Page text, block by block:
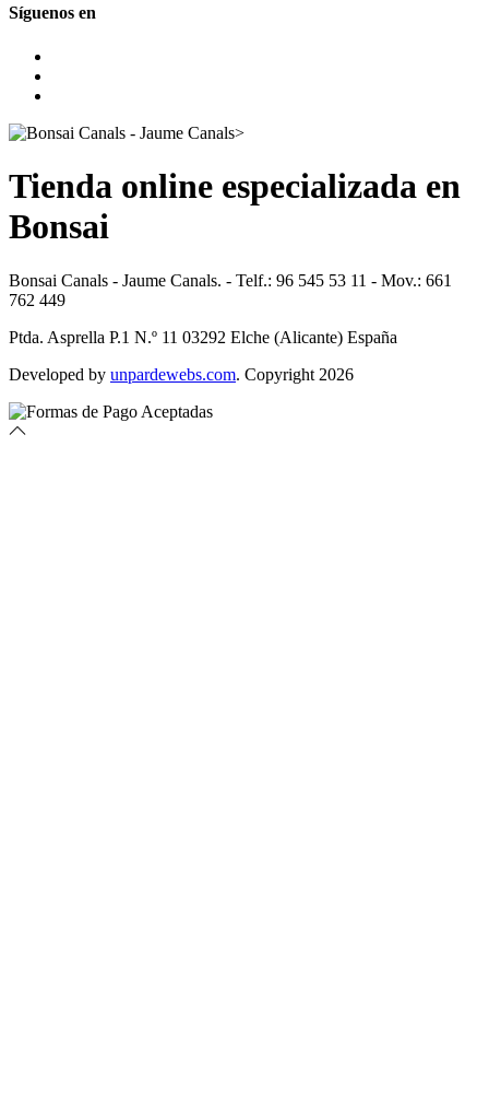
Síguenos en
Tienda online especializada en
Bonsai
Bonsai Canals - Jaume Canals. - Telf.: 96 545 53 11 - Mov.: 661
762 449
Ptda. Asprella P.1 N.º 11 03292 Elche (Alicante) España
Developed by unpardewebs.com. Copyright 2026